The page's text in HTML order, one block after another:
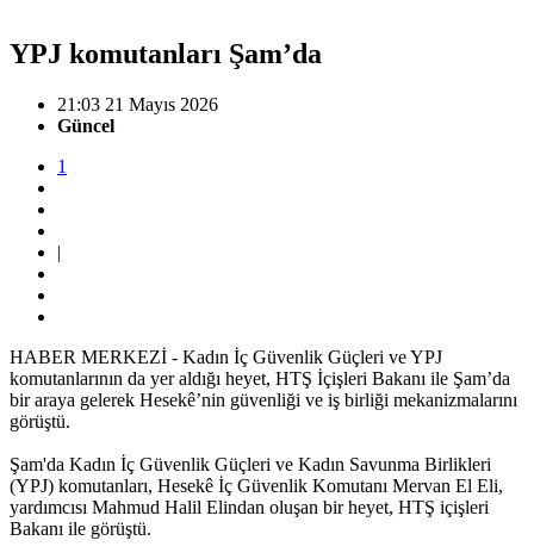
YPJ komutanları Şam’da
21:03 21 Mayıs 2026
Güncel
1
|
HABER MERKEZİ - Kadın İç Güvenlik Güçleri ve YPJ
komutanlarının da yer aldığı heyet, HTŞ İçişleri Bakanı ile Şam’da
bir araya gelerek Hesekê’nin güvenliği ve iş birliği mekanizmalarını
görüştü.
Şam'da Kadın İç Güvenlik Güçleri ve Kadın Savunma Birlikleri
(YPJ) komutanları, Hesekê İç Güvenlik Komutanı Mervan El Eli,
yardımcısı Mahmud Halil Elindan oluşan bir heyet, HTŞ içişleri
Bakanı ile görüştü.